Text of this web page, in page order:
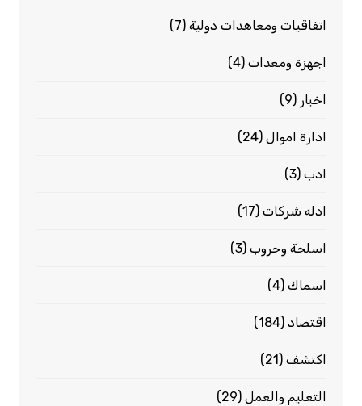
اتفاقيات ومعاهدات دولية(7)
اجهزة ومعدات(4)
اخبار (9)
ادارة اموال(24)
ادب(3)
ادله شركات(17)
اسلحة وحروب(3)
اسماك(4)
اقتصاد(184)
اكتشف(21)
التعليم والعمل(29)